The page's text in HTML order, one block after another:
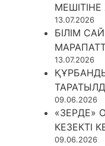
13.07.2026
БІЛІМ
13.07.2026
09.06.2026
«ЗЕРДЕ»
КЕЗЕКТІ
09.06.2026